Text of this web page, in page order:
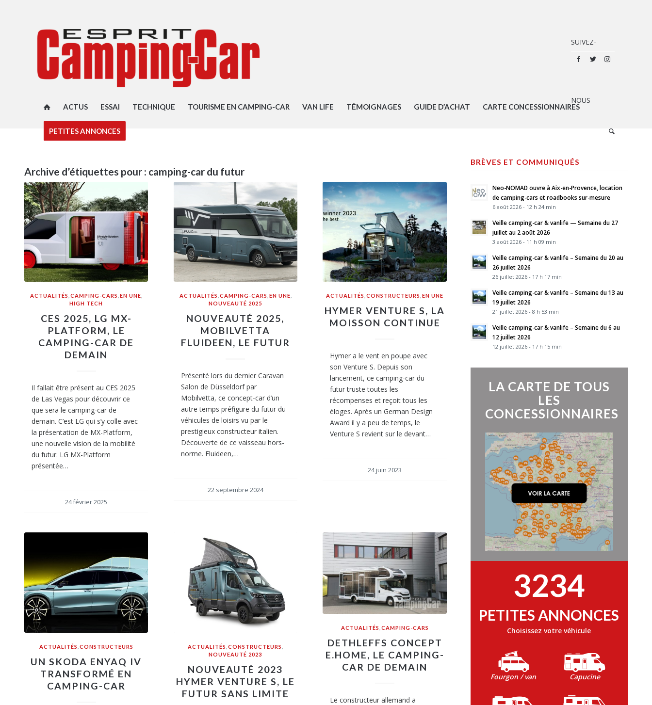
ACTUS ESSAI TECHNIQUE TOURISME EN CAMPING-CAR VAN LIFE TÉMOIGNAGES GUIDE D’ACHAT CARTE CONCESSIONNAIRES
PETITES ANNONCES
Archive d’étiquettes pour : camping-car du futur
ACTUALITÉS ,CAMPING-CARS ,EN UNE
HIGH TECH
CES 2025, LG MX-
PLATFORM, LE
CAMPING-CAR DE
DEMAIN
Il fallait être présent au CES 2025
de Las Vegas pour découvrir ce
que sera le camping-car de
demain. C’est LG qui s’y colle avec
la présentation de MX-Platform,
une nouvelle vision de la mobilité
du futur. LG MX-Platform
présentée…
24 février 2025
ACTUALITÉS CAMPING-CARS EN UNE
NOUVEAUTÉ 2025
NOUVEAUTÉ 2025,
MOBILVETTA
FLUIDEEN, LE FUTUR
Présenté lors du dernier Caravan
Salon de Düsseldorf par
Mobilvetta, ce concept-car d’un
autre temps préfigure du futur du
véhicules de loisirs vu par le
prestigieux constructeur italien.
Découverte de ce vaisseau hors-
norme. Fluideen,…
22 septembre 2024
ACTUALITÉS ,CONSTRUCTEURS ,EN UNE
HYMER VENTURE S, LA
MOISSON CONTINUE
Hymer a le vent en poupe avec
son Venture S. Depuis son
lancement, ce camping-car du
futur truste toutes les
récompenses et reçoit tous les
éloges. Après un German Design
Award il y a peu de temps, le
Venture S revient sur le devant…
24 juin 2023
ACTUALITÉS CONSTRUCTEURS
UN SKODA ENYAQ IV
TRANSFORMÉ EN
CAMPING-CAR
ACTUALITÉS ,CONSTRUCTEURS
NOUVEAUTÉ 2023
NOUVEAUTÉ 2023
HYMER VENTURE S, LE
FUTUR SANS LIMITE
ACTUALITÉS CAMPING-CARS
DETHLEFFS CONCEPT
E.HOME, LE CAMPING-
CAR DE DEMAIN
Le constructeur allemand a
BRÈVES ET COMMUNIQUÉS
Neo-NOMAD ouvre à Aix-en-Provence, location
de camping-cars et roadbooks sur-mesure
6 août 2026 - 12 h 24 min
Veille camping-car & vanlife — Semaine du 27
juillet au 2 août 2026
3 août 2026 - 11 h 09 min
Veille camping-car & vanlife – Semaine du 20 au
26 juillet 2026
26 juillet 2026 - 17 h 17 min
Veille camping-car & vanlife – Semaine du 13 au
19 juillet 2026
21 juillet 2026 - 8 h 53 min
Veille camping-car & vanlife – Semaine du 6 au
12 juillet 2026
12 juillet 2026 - 17 h 15 min
LA CARTE DE TOUS
LES
CONCESSIONNAIRES
3234
PETITES ANNONCES
Choisissez votre véhicule
Fourgon / van Capucine